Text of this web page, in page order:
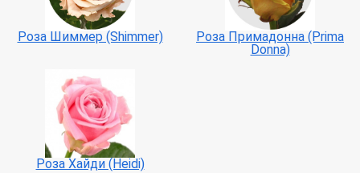
Роза Шиммер (Shimmer)
Роза Примадонна (Prima
Donna)
Роза Хайди (Heidi)